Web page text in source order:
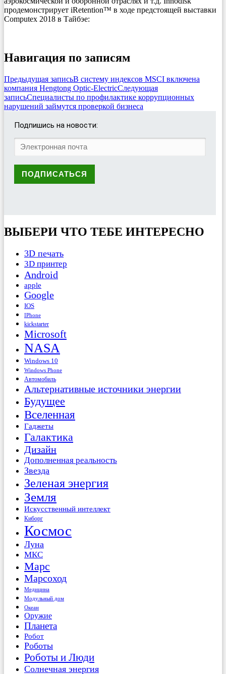
продемонстрирует iRetention™ в ходе предстоящей выставки
Computeх 2018 в Тайбэе:
Навигация по записям
Предыдущая записьВ систему индексов MSCI включена
компания Hengtong Optic-ElectricСледующая
записьСпециалисты по профилактике коррупционных
нарушений займутся проверкой бизнеса
Подпишись на новости:
ВЫБЕРИ ЧТО ТЕБЕ ИНТЕРЕСНО
3D печать
3D принтер
Android
apple
Google
IOS
IPhone
kickstarter
Microsoft
NASA
Windows 10
Windows Phone
Автомобиль
Альтернативные источники энергии
Будущее
Вселенная
Гаджеты
Галактика
Дизайн
Дополненная реальность
Звезда
Зеленая энергия
Земля
Искусственный интеллект
Киборг
Космос
Луна
МКС
Марс
Марсоход
Медицина
Модульный дом
Океан
Оружие
Планета
Робот
Роботы
Роботы и Люди
Солнечная энергия